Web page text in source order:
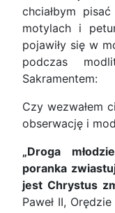
chciałbym
motylach i
pojawiły się w
podczas
Sakramentem:
Czy wezwałem
obserwację i
„Droga
poranka
jest Chrystus
Paweł II,